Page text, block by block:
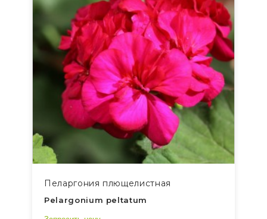
Пеларгония плющелистная
Pelargonium peltatum